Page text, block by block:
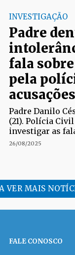
INVESTIGAÇÃO
Padre
fala
pela
acusações
Padre Danilo
(21). Polícia
investigar as
26/08/2025
VER MAIS
FALE CONOSCO